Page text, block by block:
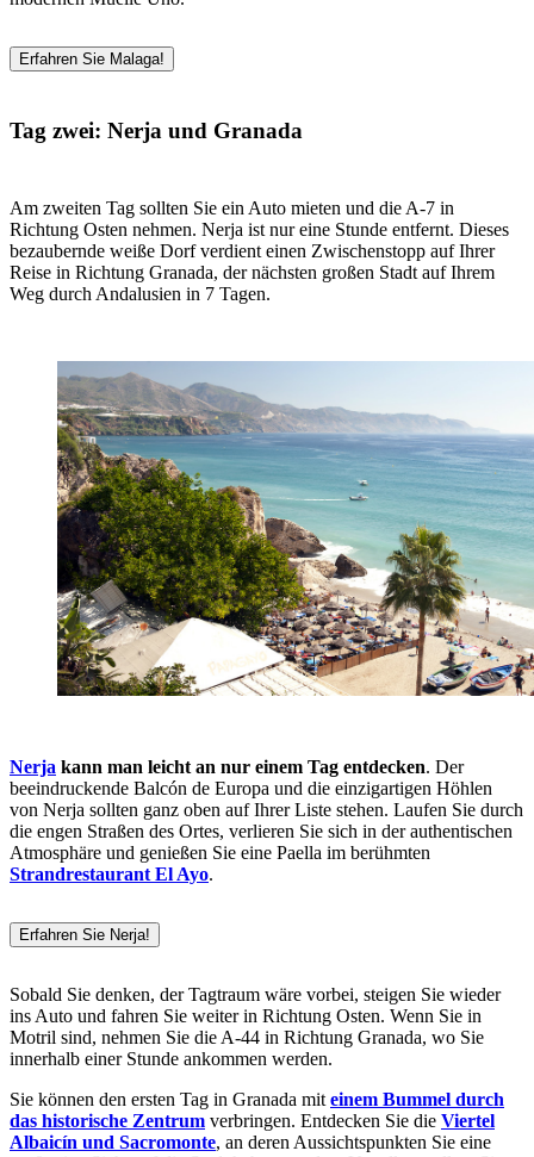
Erfahren Sie Malaga!
Tag zwei: Nerja und Granada
Am zweiten Tag sollten Sie ein Auto mieten und die A-7 in
Richtung Osten nehmen. Nerja ist nur eine Stunde entfernt. Dieses
bezaubernde weiße Dorf verdient einen Zwischenstopp auf Ihrer
Reise in Richtung Granada, der nächsten großen Stadt auf Ihrem
Weg durch Andalusien in 7 Tagen.
Nerja kann man leicht an nur einem Tag entdecken. Der
beeindruckende Balcón de Europa und die einzigartigen Höhlen
von Nerja sollten ganz oben auf Ihrer Liste stehen. Laufen Sie durch
die engen Straßen des Ortes, verlieren Sie sich in der authentischen
Atmosphäre und genießen Sie eine Paella im berühmten
Strandrestaurant El Ayo.
Erfahren Sie Nerja!
Sobald Sie denken, der Tagtraum wäre vorbei, steigen Sie wieder
ins Auto und fahren Sie weiter in Richtung Osten. Wenn Sie in
Motril sind, nehmen Sie die A-44 in Richtung Granada, wo Sie
innerhalb einer Stunde ankommen werden.
Sie können den ersten Tag in Granada miteinem Bummel durch
das historische Zentrum verbringen. Entdecken Sie die Viertel
Albaicín und Sacromonte, an deren Aussichtspunkten Sie eine